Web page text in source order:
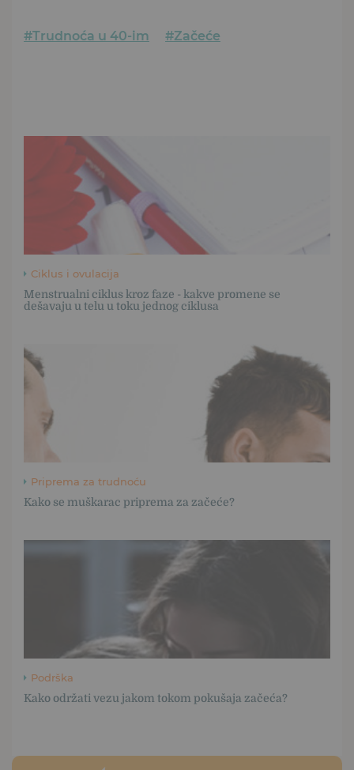
#Trudnoća u 40-im #Začeće
Ciklus i ovulacija
Menstrualni ciklus kroz faze - kakve promene se
dešavaju u telu u toku jednog ciklusa
Priprema za trudnoću
Kako se muškarac priprema za začeće?
Podrška
Kako održati vezu jakom tokom pokušaja začeća?